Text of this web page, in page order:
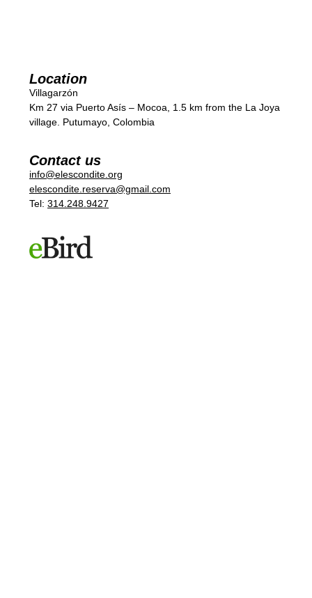
Location
Villagarzón
Km 27 via Puerto Asís – Mocoa, 1.5 km from the La Joya
village. Putumayo, Colombia
Contact us
info@elescondite.org
elescondite.reserva@gmail.com
Tel: 314.248.9427